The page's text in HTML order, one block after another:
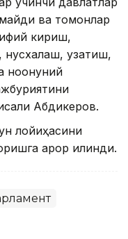
ва томонлар
кириш,
узатиш,
ноқонуний
Абдикеров.
лойиҳасини
қарор қилинди.